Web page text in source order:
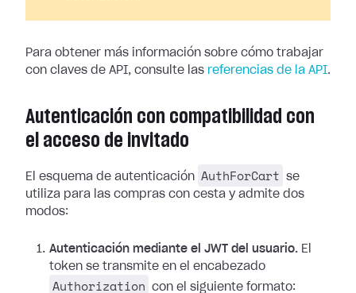
Para obtener más información sobre cómo trabajar
con claves de API, consulte las referencias de la API.
Autenticación con compatibilidad con
el acceso de invitado
El esquema de autenticación AuthForCart
se
utiliza para las compras con cesta y admite dos
modos:
Autenticación mediante el JWT del usuario. El
token se transmite en el encabezado
Authorization con el siguiente formato: